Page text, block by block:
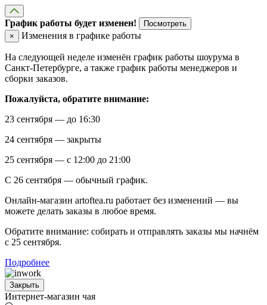
График работы будет изменен!
Посмотреть
×
Изменения в графике работы
На следующей неделе изменён график работы шоурума в
Санкт-Петербурге, а также график работы менеджеров и
сборки заказов.
Пожалуйста, обратите внимание:
23 сентября — до 16:30
24 сентября — закрыты
25 сентября — с 12:00 до 21:00
С 26 сентября — обычный график.
Онлайн-магазин artoftea.ru работает без изменений — вы
можете делать заказы в любое время.
Обратите внимание: собирать и отправлять заказы мы начнём
с 25 сентября.
Подробнее
Закрыть
Интернет-магазин чая